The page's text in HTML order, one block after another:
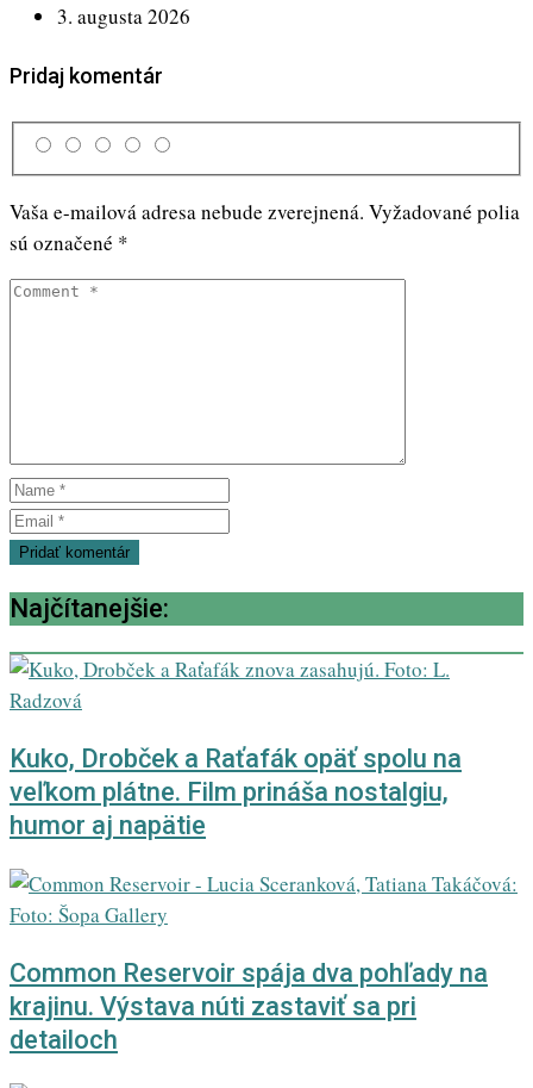
3. augusta 2026
Pridaj komentár
Vaša e-mailová adresa nebude zverejnená. Vyžadované polia
sú označené *
Najčítanejšie:
Kuko, Drobček a Raťafák opäť spolu na
veľkom plátne. Film prináša nostalgiu,
humor aj napätie
Common Reservoir spája dva pohľady na
krajinu. Výstava núti zastaviť sa pri
detailoch